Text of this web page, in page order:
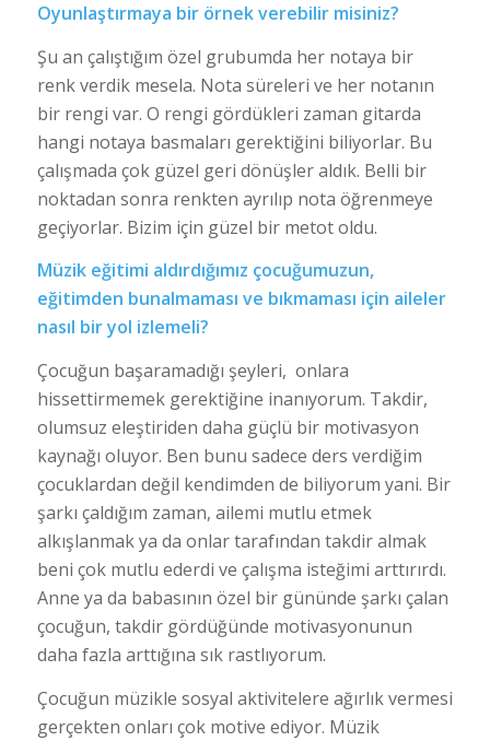
Oyunlaştırmaya bir örnek verebilir misiniz?
Şu an çalıştığım özel grubumda her notaya bir
renk verdik mesela. Nota süreleri ve her notanın
bir rengi var. O rengi gördükleri zaman gitarda
hangi notaya basmaları gerektiğini biliyorlar. Bu
çalışmada çok güzel geri dönüşler aldık. Belli bir
noktadan sonra renkten ayrılıp nota öğrenmeye
geçiyorlar. Bizim için güzel bir metot oldu.
Müzik eğitimi aldırdığımız çocuğumuzun,
eğitimden bunalmaması ve bıkmaması için aileler
nasıl bir yol izlemeli?
Çocuğun başaramadığı şeyleri, onlara
hissettirmemek gerektiğine inanıyorum. Takdir,
olumsuz eleştiriden daha güçlü bir motivasyon
kaynağı oluyor. Ben bunu sadece ders verdiğim
çocuklardan değil kendimden de biliyorum yani. Bir
şarkı çaldığım zaman, ailemi mutlu etmek
alkışlanmak ya da onlar tarafından takdir almak
beni çok mutlu ederdi ve çalışma isteğimi arttırırdı.
Anne ya da babasının özel bir gününde şarkı çalan
çocuğun, takdir gördüğünde motivasyonunun
daha fazla arttığına sık rastlıyorum.
Çocuğun müzikle sosyal aktivitelere ağırlık vermesi
gerçekten onları çok motive ediyor. Müzik